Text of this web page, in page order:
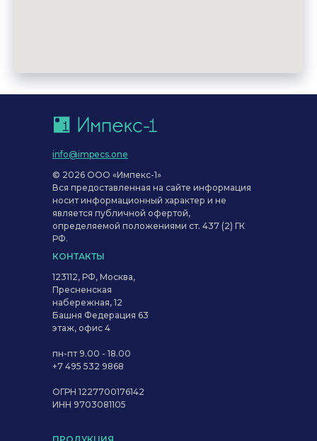
© 2026 ООО «Импекс-1»
Вся предоставленная на сайте информация
носит информационный характер и не
является публичной офертой,
определяемой положениями ст. 437 (2) ГК
РФ.
info@impecs.one
123112, РФ, Москва,
Пресненская
набережная, 12
Башня Федерация 63
этаж, офис 4
пн-пт 9.00 - 18.00
+7 495 532 9868
ОГРН 1227700176142
ИНН 9703081105
КОНТАКТЫ